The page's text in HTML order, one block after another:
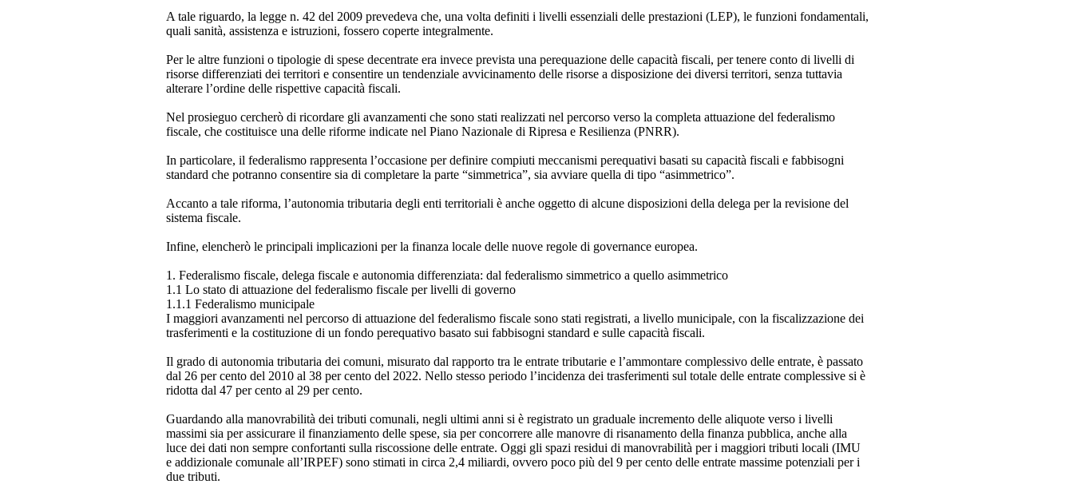
A tale riguardo, la legge n. 42 del 2009 prevedeva che, una volta definiti i livelli essenziali delle prestazioni (LEP), le funzioni fondamentali,
quali sanità, assistenza e istruzioni, fossero coperte integralmente.
Per le altre funzioni o tipologie di spese decentrate era invece prevista una perequazione delle capacità fiscali, per tenere conto di livelli di
risorse differenziati dei territori e consentire un tendenziale avvicinamento delle risorse a disposizione dei diversi territori, senza tuttavia
alterare l’ordine delle rispettive capacità fiscali.
Nel prosieguo cercherò di ricordare gli avanzamenti che sono stati realizzati nel percorso verso la completa attuazione del federalismo
fiscale, che costituisce una delle riforme indicate nel Piano Nazionale di Ripresa e Resilienza (PNRR).
In particolare, il federalismo rappresenta l’occasione per definire compiuti meccanismi perequativi basati su capacità fiscali e fabbisogni
standard che potranno consentire sia di completare la parte “simmetrica”, sia avviare quella di tipo “asimmetrico”.
Accanto a tale riforma, l’autonomia tributaria degli enti territoriali è anche oggetto di alcune disposizioni della delega per la revisione del
sistema fiscale.
Infine, elencherò le principali implicazioni per la finanza locale delle nuove regole di governance europea.
1. Federalismo fiscale, delega fiscale e autonomia differenziata: dal federalismo simmetrico a quello asimmetrico
1.1 Lo stato di attuazione del federalismo fiscale per livelli di governo
1.1.1 Federalismo municipale
I maggiori avanzamenti nel percorso di attuazione del federalismo fiscale sono stati registrati, a livello municipale, con la fiscalizzazione dei
trasferimenti e la costituzione di un fondo perequativo basato sui fabbisogni standard e sulle capacità fiscali.
Il grado di autonomia tributaria dei comuni, misurato dal rapporto tra le entrate tributarie e l’ammontare complessivo delle entrate, è passato
dal 26 per cento del 2010 al 38 per cento del 2022. Nello stesso periodo l’incidenza dei trasferimenti sul totale delle entrate complessive si è
ridotta dal 47 per cento al 29 per cento.
Guardando alla manovrabilità dei tributi comunali, negli ultimi anni si è registrato un graduale incremento delle aliquote verso i livelli
massimi sia per assicurare il finanziamento delle spese, sia per concorrere alle manovre di risanamento della finanza pubblica, anche alla
luce dei dati non sempre confortanti sulla riscossione delle entrate. Oggi gli spazi residui di manovrabilità per i maggiori tributi locali (IMU
e addizionale comunale all’IRPEF) sono stimati in circa 2,4 miliardi, ovvero poco più del 9 per cento delle entrate massime potenziali per i
due tributi.